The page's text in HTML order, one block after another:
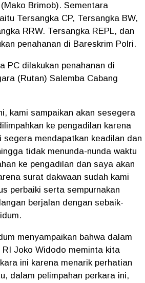
Brimob). Sementara
Tersangka CP, Tersangka BW,
RRW. Tersangka REPL, dan
penahanan di Bareskrim Polri.
PC dilakukan penahanan di
(Rutan) Salemba Cabang
kami sampaikan akan sesegera
ke pengadilan karena
segera mendapatkan keadilan dan
tidak menunda-nunda waktu
ke pengadilan dan saya akan
surat dakwaan sudah kami
perbaiki serta sempurnakan
berjalan dengan sebaik-
menyampaikan bahwa dalam
Joko Widodo meminta kita
ini karena menarik perhatian
dalam pelimpahan perkara ini,